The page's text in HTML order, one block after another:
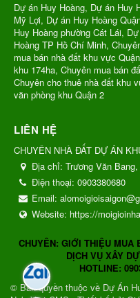
Dự án Huy Hoàng, Dự án Huy
Mỹ Lợi, Dự án Huy Hoàng
Huy Hoàng phường Cát Lái,
Hoàng TP Hồ Chí Minh,
mua bán nhà đất khu vực
khu 174ha, Chuyên mua bán
Chuyên cho thuê nhà đất khu
văn phòng khu Quận 2
LIÊN HỆ
CHUYÊN NHÀ ĐẤT DỰ ÁN
Địa chỉ: Trương Văn
Điện thoại: 0903380680
Email:
Website: https://
CHUYÊN: GIỚI THIỆU MUA
DỊCH VỤ XÂY
HOTLINE:
© Bản quyền thuộc về Dự Án